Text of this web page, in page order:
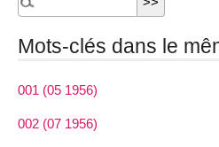
Mots-clés dans le
001 (05 1956)
002 (07 1956)